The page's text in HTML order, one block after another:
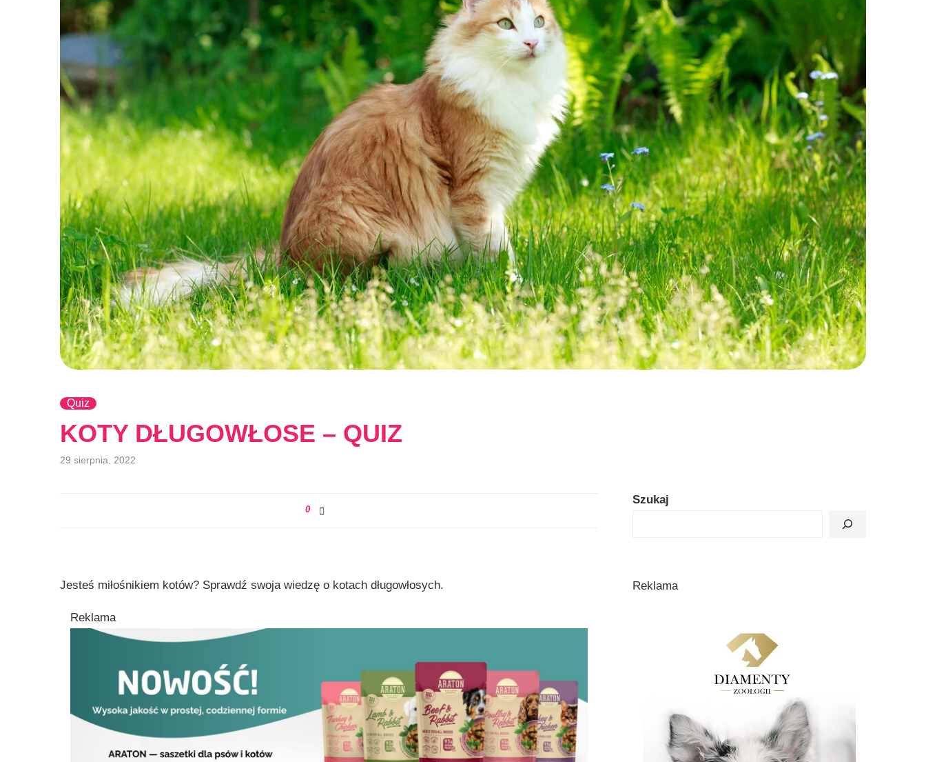
Quiz
KOTY DŁUGOWŁOSE – QUIZ
29 sierpnia, 2022
0
Jesteś miłośnikiem kotów? Sprawdź swoja wiedzę o kotach długowłosych.
Reklama
Szukaj
Reklama